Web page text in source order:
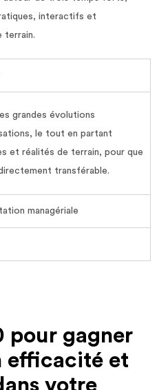
interactifs et
terrain.
grandes évolutions
, l e tout en partant
et réalités de terrain, pour que
transférable.
managériale
pour gagner
efficacité et
votre